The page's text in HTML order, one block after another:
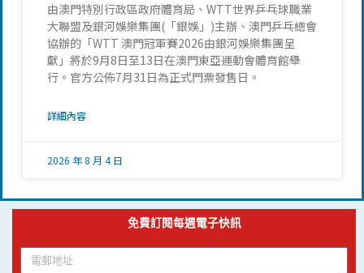
由澳門特別行政區政府體育局、WTT世界乒乓球職業
大聯盟及銀河娛樂集團(「銀娛」)主辦、澳門乒乓總會
協辦的「WTT 澳門冠軍賽2026由銀河娛樂集團呈
獻」將於9月8日至13日在澳門東亞運動會體育館舉
行。官方公佈7月31日為正式門票發售日。
詳細內容
2026 年 8 月 4 日
免費訂閱每週電子快訊